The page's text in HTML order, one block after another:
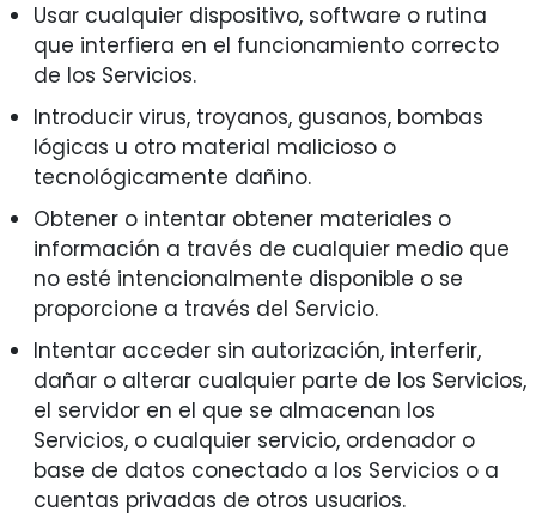
Usar cualquier dispositivo, software o rutina
que interfiera en el funcionamiento correcto
de los Servicios.
Introducir virus, troyanos, gusanos, bombas
lógicas u otro material malicioso o
tecnológicamente dañino.
Obtener o intentar obtener materiales o
información a través de cualquier medio que
no esté intencionalmente disponible o se
proporcione a través del Servicio.
Intentar acceder sin autorización, interferir,
dañar o alterar cualquier parte de los Servicios,
el servidor en el que se almacenan los
Servicios, o cualquier servicio, ordenador o
base de datos conectado a los Servicios o a
cuentas privadas de otros usuarios.